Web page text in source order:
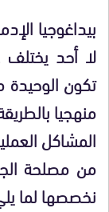
بيداغوجيا
لا أحد
تكون الوحيدة
منهجيا
المشاكل
من مصلحة
نخصصها لما